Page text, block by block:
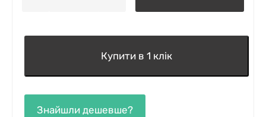
Купити в 1 клік